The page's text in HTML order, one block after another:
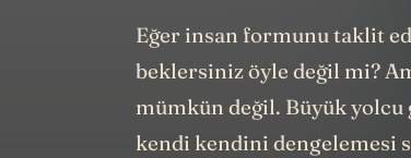
Eğer insan formunu taklit
beklersiniz öyle değil mi?
mümkün değil. Büyük
kendi kendini dengelemesi